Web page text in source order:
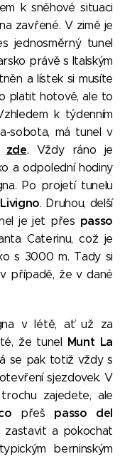
k sněhové situaci
zavřené. V zimě je
jednosměrný tunel
právě s Italským
a lístek si musíte
platit hotově, ale to
k týdenním
sobota, má tunel v
zde. Vždy ráno je
a odpolední hodiny
Po projetí tunelu
. Druhou, delší
je jet přes passo
Caterinu, což je
s 3000 m. Tady si
případě, že v dané
v létě, ať už za
že tunel Munt La
se pak totiž vždy s
sjezdovek. V
zajedete, ale
přeš passo del
zastavit a pokochat
berninským